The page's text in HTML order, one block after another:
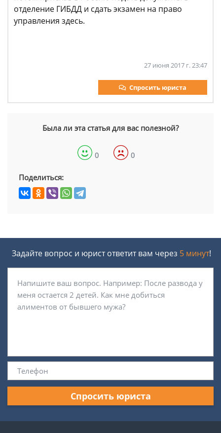
отделение ГИБДД и сдать экзамен на право
управления здесь.
27 июня 2017 г. 23:47
Спросить юриста
Была ли эта статья для вас полезной?
0 0
Поделиться:
Задайте вопрос и юрист ответит вам через 5 минут!
Спросить юриста